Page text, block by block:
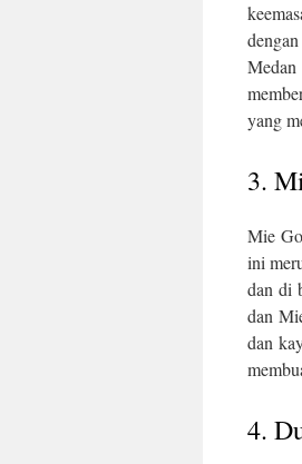
yang
3.
Mie
ini
dan di
dan
dan
4.